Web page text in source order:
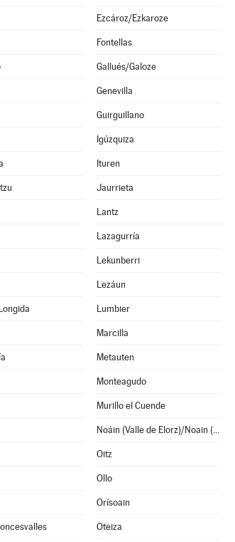
Ezcároz/Ezkaroze
Fontellas
Gallués/Galoze
Genevilla
Guirguillano
Igúzquiza
Ituren
Jaurrieta
Lantz
Lazagurría
Lekunberri
Lezáun
Lumbier
Marcilla
Metauten
Monteagudo
Murillo el Cuende
Noáin (Valle de Elorz)/Noain (Elortzibar)
Oitz
Ollo
Orísoain
Oteiza